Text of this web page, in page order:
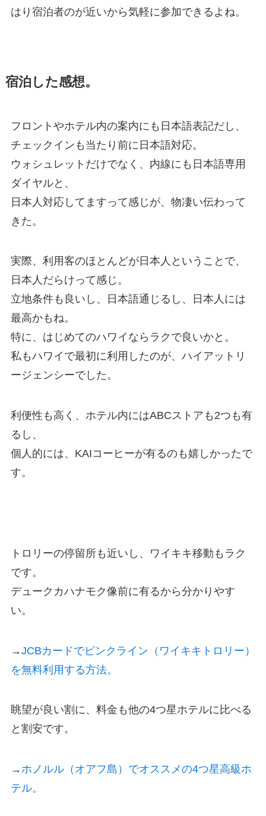
はり宿泊者のが近いから気軽に参加できるよね。
宿泊した感想。
フロントやホテル内の案内にも日本語表記だし、
チェックインも当たり前に日本語対応。
ウォシュレットだけでなく、内線にも日本語専用
ダイヤルと、
日本人対応してますって感じが、物凄い伝わって
きた。
実際、利用客のほとんどが日本人ということで、
日本人だらけって感じ。
立地条件も良いし、日本語通じるし、日本人には
最高かもね。
特に、はじめてのハワイならラクで良いかと。
私もハワイで最初に利用したのが、ハイアットリ
ージェンシーでした。
利便性も高く、ホテル内にはABCストアも2つも有
るし、
個人的には、KAIコーヒーが有るのも嬉しかったで
す。
トロリーの停留所も近いし、ワイキキ移動もラク
です。
デュークカハナモク像前に有るから分かりやす
い。
→JCBカードでピンクライン（ワイキキトロリー）
を無料利用する方法。
眺望が良い割に、料金も他の4つ星ホテルに比べる
と割安です。
→ホノルル（オアフ島）でオススメの4つ星高級ホ
テル。